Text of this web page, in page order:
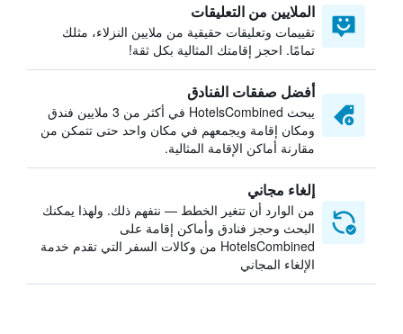
الملايين من التعليقات
تقييمات وتعليقات حقيقية من ملايين النزلاء، مثلك
تمامًا. احجز إقامتك المثالية بكل ثقة!
أفضل صفقات الفنادق
يبحث HotelsCombined في أكثر من 3 ملايين فندق
ومكان إقامة ويجمعهم في مكان واحد حتى تتمكن من
مقارنة أماكن الإقامة المثالية.
إلغاء مجاني
من الوارد أن تتغير الخطط — نتفهم ذلك. ولهذا يمكنك
البحث وحجز فنادق وأماكن إقامة على
HotelsCombined من وكالات السفر التي تقدم خدمة
الإلغاء المجاني